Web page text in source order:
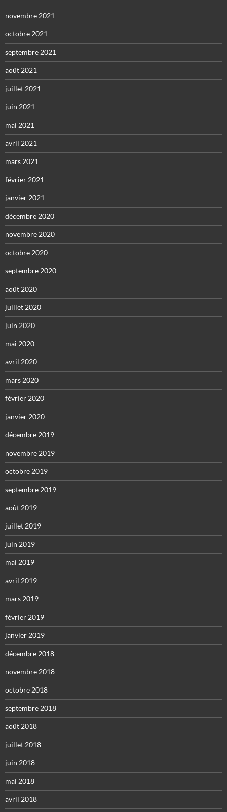
novembre 2021
octobre 2021
septembre 2021
août 2021
juillet 2021
juin 2021
mai 2021
avril 2021
mars 2021
février 2021
janvier 2021
décembre 2020
novembre 2020
octobre 2020
septembre 2020
août 2020
juillet 2020
juin 2020
mai 2020
avril 2020
mars 2020
février 2020
janvier 2020
décembre 2019
novembre 2019
octobre 2019
septembre 2019
août 2019
juillet 2019
juin 2019
mai 2019
avril 2019
mars 2019
février 2019
janvier 2019
décembre 2018
novembre 2018
octobre 2018
septembre 2018
août 2018
juillet 2018
juin 2018
mai 2018
avril 2018